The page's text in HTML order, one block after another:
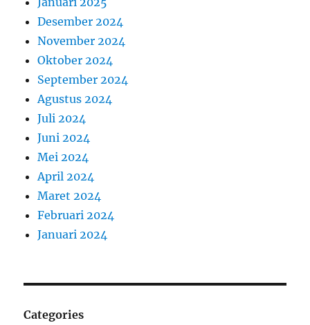
Desember 2024
November 2024
Oktober 2024
September 2024
Agustus 2024
Juli 2024
Juni 2024
Mei 2024
April 2024
Maret 2024
Februari 2024
Januari 2024
Categories